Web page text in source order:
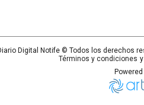
Digital Notife© Todos los derechos
Términos y condiciones y
Powered